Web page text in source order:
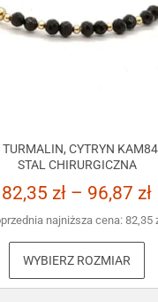
CYTRYN
STAL CHIRURGICZNA
82,35 zł – 96,87 zł
najniższa cena:82,35
WYBIERZ ROZMIAR